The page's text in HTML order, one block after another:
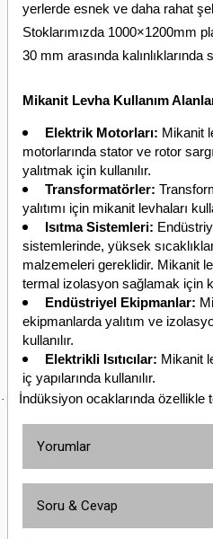
yerlerde esnek ve daha rahat
Stoklarımızda 1000×1200mm
30 mm arasında kalınlıklarında
Mikanit Levha Kullanım
Elektrik Motorları: Mikanit
motorlarında stator ve rotor
yalıtmak için kullanılır.
Transformatörler:
yalıtımı için mikanit levhaları
Isıtma Sistemleri:
sistemlerinde, yüksek
malzemeleri gereklidir. Mikanit
termal izolasyon sağlamak için
Endüstriyel Ekipmanlar:
ekipmanlarda yalıtım ve
kullanılır.
Elektrikli Isıtıcılar: Mikanit
iç yapılarında kullanılır.
· İndüksiyon ocaklarında özellikle
Yorumlar
Soru & Cevap